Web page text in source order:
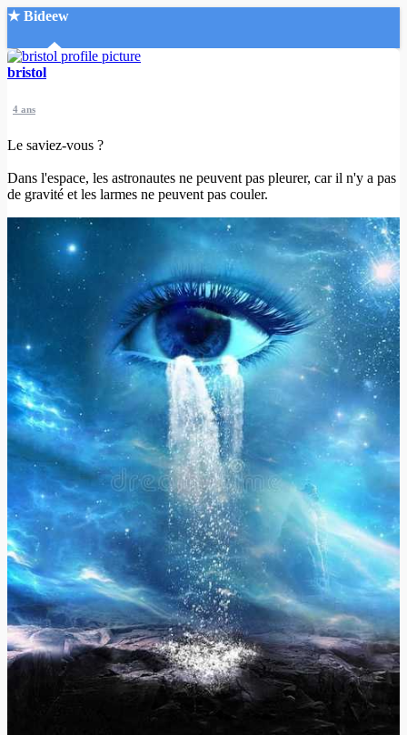
★ Bideew
Accueil
Recherche Avancée
Mon compte
Connexion
Créer un compte
Mode nuit
bristol
4 ans
Le saviez-vous ?
Dans l'espace, les astronautes ne peuvent pas pleurer, car il n'y a pas
de gravité et les larmes ne peuvent pas couler.